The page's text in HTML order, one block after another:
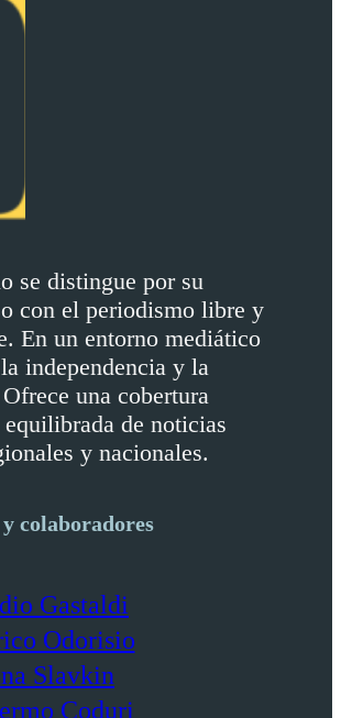
se distingue por su
con el periodismo libre y
En un entorno mediático
independencia y la
una cobertura
de noticias
y nacionales.
colaboradores
Gastaldi
Odorisio
Slavkin
Coduri